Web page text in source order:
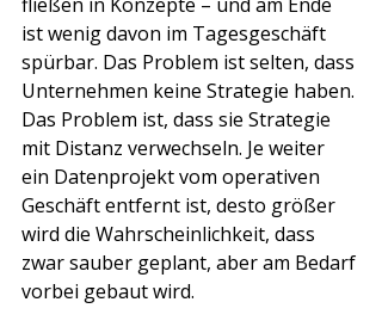
ist wenig davon im Tagesgeschäft
spürbar. Das Problem ist selten, dass
Unternehmen keine Strategie haben.
Das Problem ist, dass sie Strategie
mit Distanz verwechseln. Je weiter
ein Datenprojekt vom operativen
Geschäft entfernt ist, desto größer
wird die Wahrscheinlichkeit, dass
zwar sauber geplant, aber am Bedarf
vorbei gebaut wird.